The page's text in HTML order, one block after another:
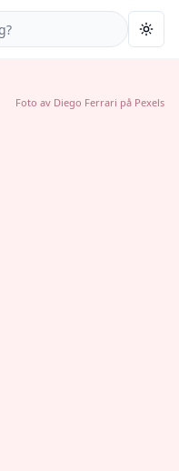
Foto av Diego Ferrari på Pexels